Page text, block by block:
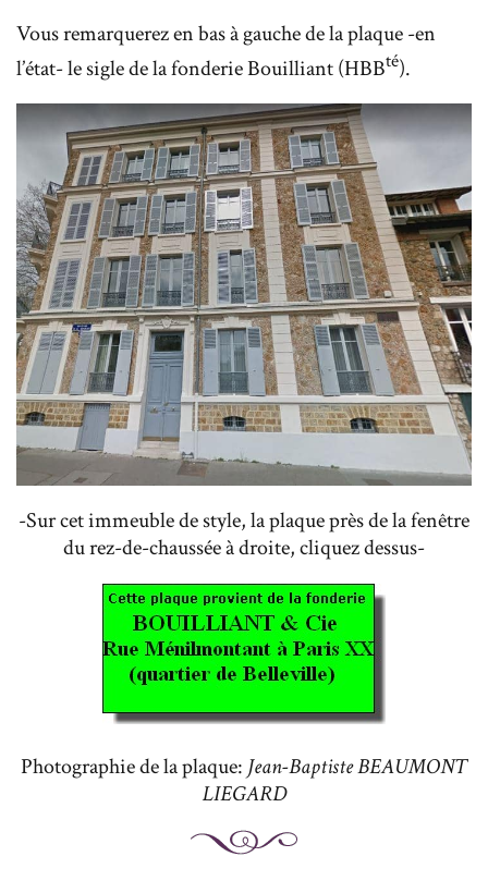
Vous remarquerez en bas à gauche de la plaque -en
l’état- le sigle de la fonderie Bouilliant (HBBté).
-Sur cet immeuble de style, la plaque près de la fenêtre
du rez-de-chaussée à droite, cliquez dessus-
Photographie de la plaque: Jean-Baptiste BEAUMONT
LIEGARD